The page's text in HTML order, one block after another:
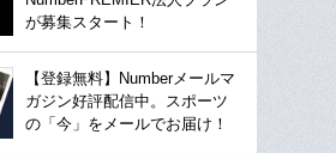
が募集スタート！
【登録無料】Numberメールマ
ガジン好評配信中。スポーツ
の「今」をメールでお届け！